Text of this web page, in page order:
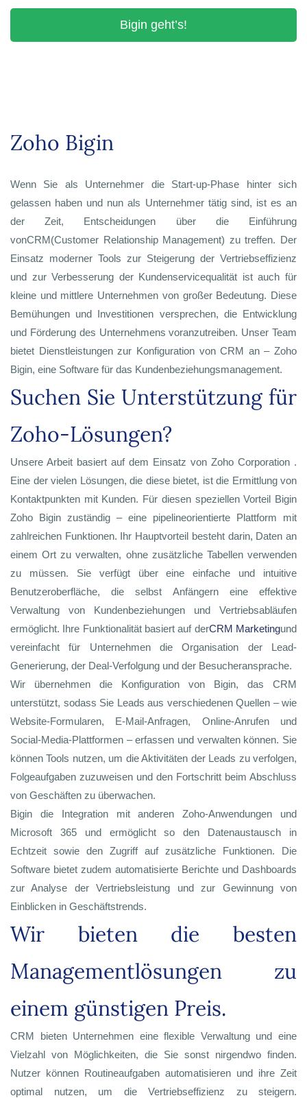
Bigin geht’s!
Zoho Bigin
Wenn Sie als Unternehmer die Start-up-Phase hinter sich
gelassen haben und nun als Unternehmer tätig sind, ist es an
der Zeit, Entscheidungen über die Einführung
vonCRM(Customer Relationship Management) zu treffen. Der
Einsatz moderner Tools zur Steigerung der Vertriebseffizienz
und zur Verbesserung der Kundenservicequalität ist auch für
kleine und mittlere Unternehmen von großer Bedeutung. Diese
Bemühungen und Investitionen versprechen, die Entwicklung
und Förderung des Unternehmens voranzutreiben. Unser Team
bietet Dienstleistungen zur Konfiguration von CRM an – Zoho
Bigin, eine Software für das Kundenbeziehungsmanagement.
Suchen Sie Unterstützung für
Zoho-Lösungen?
Unsere Arbeit basiert auf dem Einsatz von Zoho Corporation .
Eine der vielen Lösungen, die diese bietet, ist die Ermittlung von
Kontaktpunkten mit Kunden. Für diesen speziellen Vorteil Bigin
Zoho Bigin zuständig – eine pipelineorientierte Plattform mit
zahlreichen Funktionen. Ihr Hauptvorteil besteht darin, Daten an
einem Ort zu verwalten, ohne zusätzliche Tabellen verwenden
zu müssen. Sie verfügt über eine einfache und intuitive
Benutzeroberfläche, die selbst Anfängern eine effektive
Verwaltung von Kundenbeziehungen und Vertriebsabläufen
ermöglicht. Ihre Funktionalität basiert auf derCRM Marketingund
vereinfacht für Unternehmen die Organisation der Lead-
Generierung, der Deal-Verfolgung und der Besucheransprache.
Wir übernehmen die Konfiguration von Bigin, das CRM
unterstützt, sodass Sie Leads aus verschiedenen Quellen – wie
Website-Formularen, E-Mail-Anfragen, Online-Anrufen und
Social-Media-Plattformen – erfassen und verwalten können. Sie
können Tools nutzen, um die Aktivitäten der Leads zu verfolgen,
Folgeaufgaben zuzuweisen und den Fortschritt beim Abschluss
von Geschäften zu überwachen.
Bigin die Integration mit anderen Zoho-Anwendungen und
Microsoft 365 und ermöglicht so den Datenaustausch in
Echtzeit sowie den Zugriff auf zusätzliche Funktionen. Die
Software bietet zudem automatisierte Berichte und Dashboards
zur Analyse der Vertriebsleistung und zur Gewinnung von
Einblicken in Geschäftstrends.
Wir bieten die besten
Managementlösungen zu
einem günstigen Preis.
CRM bieten Unternehmen eine flexible Verwaltung und eine
Vielzahl von Möglichkeiten, die Sie sonst nirgendwo finden.
Nutzer können Routineaufgaben automatisieren und ihre Zeit
optimal nutzen, um die Vertriebseffizienz zu steigern.